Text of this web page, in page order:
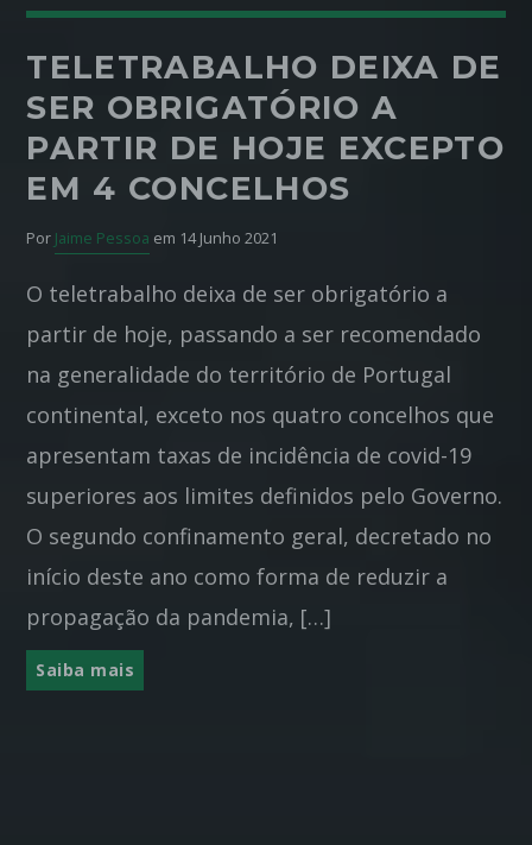
Pinterest
TELETRABALHO DEIXA DE
SER OBRIGATÓRIO A
PARTIR DE HOJE EXCEPTO
EM 4 CONCELHOS
Por Jaime Pessoa em 14 Junho 2021
O teletrabalho deixa de ser obrigatório a
partir de hoje, passando a ser recomendado
na generalidade do território de Portugal
continental, exceto nos quatro concelhos que
apresentam taxas de incidência de covid-19
superiores aos limites definidos pelo Governo.
O segundo confinamento geral, decretado no
início deste ano como forma de reduzir a
propagação da pandemia, […]
Saiba mais